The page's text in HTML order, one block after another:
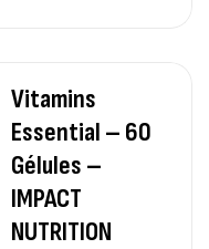
Vitamins
Essential – 60
Gélules –
IMPACT
NUTRITION